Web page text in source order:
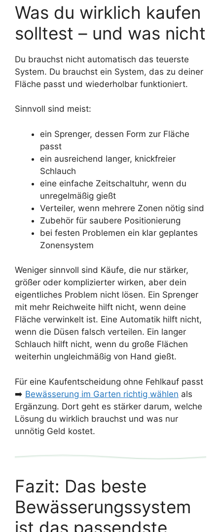
Was du wirklich kaufen
solltest – und was nicht
Du brauchst nicht automatisch das teuerste
System. Du brauchst ein System, das zu deiner
Fläche passt und wiederholbar funktioniert.
Sinnvoll sind meist:
ein Sprenger, dessen Form zur Fläche
passt
ein ausreichend langer, knickfreier
Schlauch
eine einfache Zeitschaltuhr, wenn du
unregelmäßig gießt
Verteiler, wenn mehrere Zonen nötig sind
Zubehör für saubere Positionierung
bei festen Problemen ein klar geplantes
Zonensystem
Weniger sinnvoll sind Käufe, die nur stärker,
größer oder komplizierter wirken, aber dein
eigentliches Problem nicht lösen. Ein Sprenger
mit mehr Reichweite hilft nicht, wenn deine
Fläche verwinkelt ist. Eine Automatik hilft nicht,
wenn die Düsen falsch verteilen. Ein langer
Schlauch hilft nicht, wenn du große Flächen
weiterhin ungleichmäßig von Hand gießt.
Für eine Kaufentscheidung ohne Fehlkauf passt
➡️ Bewässerung im Garten richtig wählen als
Ergänzung. Dort geht es stärker darum, welche
Lösung du wirklich brauchst und was nur
unnötig Geld kostet.
Fazit: Das beste
Bewässerungssystem
ist das passendste